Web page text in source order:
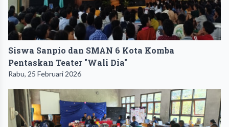
Siswa Sanpio dan SMAN 6 Kota Komba
Pentaskan Teater "Wali Dia"
Rabu, 25 Februari 2026